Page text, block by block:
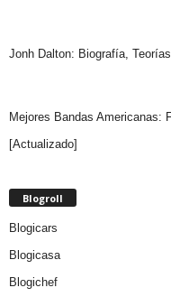
Jonh Dalton: Biografía,
Mejores Bandas Americanas:
[Actualizado]
Blogroll
Blogicars
Blogicasa
Blogichef